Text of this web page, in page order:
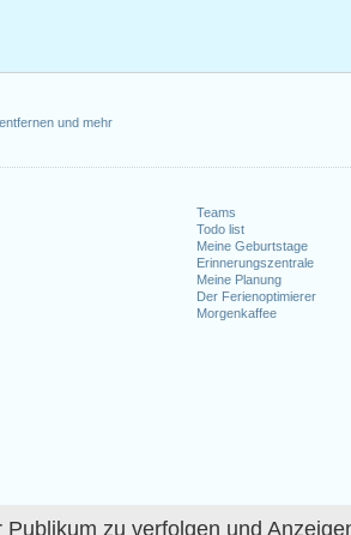
zu verfolgen und
und mehr
Teams
Todo list
Meine Geburtstage
Erinnerungszentrale
Meine Planung
Der Ferienoptimierer
Morgenkaffee